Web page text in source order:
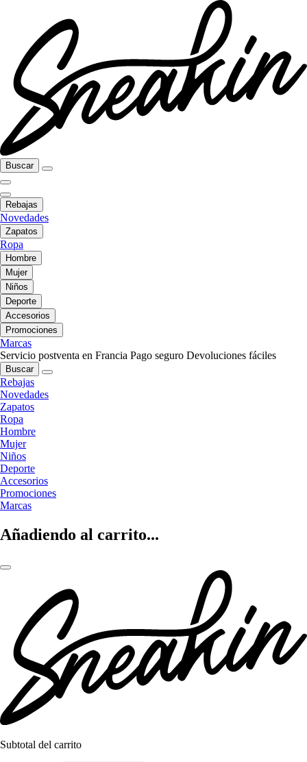
Buscar
Rebajas
Novedades
Zapatos
Ropa
Hombre
Mujer
Niños
Deporte
Accesorios
Promociones
Marcas
Servicio postventa en Francia Pago seguro Devoluciones fáciles
Buscar
Rebajas
Novedades
Zapatos
Ropa
Hombre
Mujer
Niños
Deporte
Accesorios
Promociones
Marcas
Añadiendo al carrito...
Subtotal del carrito